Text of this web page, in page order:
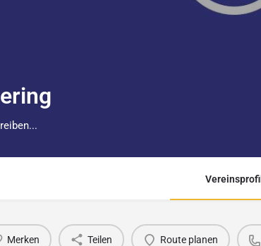
Vereinsprofil
Merken Teilen Route planen